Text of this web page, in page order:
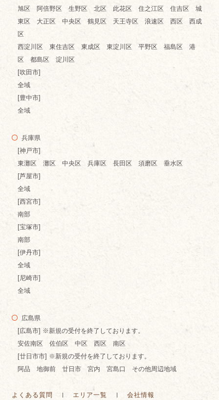
旭区 阿倍野区 生野区 北区 此花区 住之江区 住吉区 城
東区 大正区 中央区 鶴見区 天王寺区 浪速区 西区 西成
区
西淀川区 東住吉区 東成区 東淀川区 平野区 福島区 港
区 都島区 淀川区
[吹田市]
全域
[豊中市]
全域
兵庫県
[神戸市]
東灘区 灘区 中央区 兵庫区 長田区 須磨区 垂水区
[芦屋市]
全域
[西宮市]
南部
[宝塚市]
南部
[伊丹市]
全域
[尼崎市]
全域
広島県
[広島市] ※新規の受付を終了しております。
安佐南区 佐伯区 中区 西区 南区
[廿日市市] ※新規の受付を終了しております。
阿品 地御前 廿日市 宮内 宮島口 その他周辺地域
よくある質問 エリア一覧 会社情報